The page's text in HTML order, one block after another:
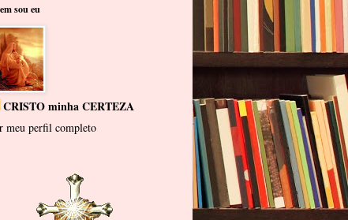
sou eu
CRISTO minha CERTEZA
meu perfil completo